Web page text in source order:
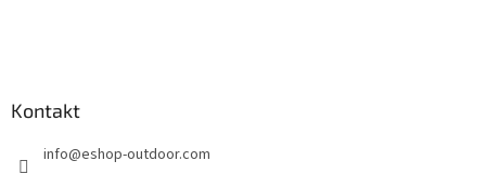
Kontakt
info@eshop-outdoor.com